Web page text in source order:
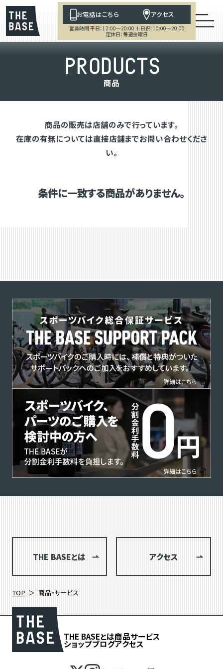
お電話はこちら アクセス
営業時間 平日：12:00～20:00 土日祝：10:00～20:00
定休日：毎週金曜日
PRODUCTS
商品
商品の販売は店舗のみで行っています。
在庫の有無については直接店舗までお問い合わせくださ
い。
条件に一致する商品がありません。
THE BASEとは アクセス
TOP 商品・サービス
THE BASEとは商品サービス
ショップブログアクセス